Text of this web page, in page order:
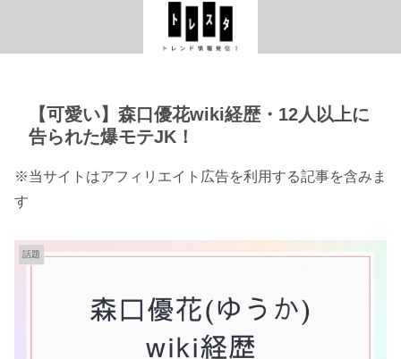
【可愛い】森口優花wiki経歴・12人以上に
告られた爆モテJK！
※当サイトはアフィリエイト広告を利用する記事を含みま
す
話題